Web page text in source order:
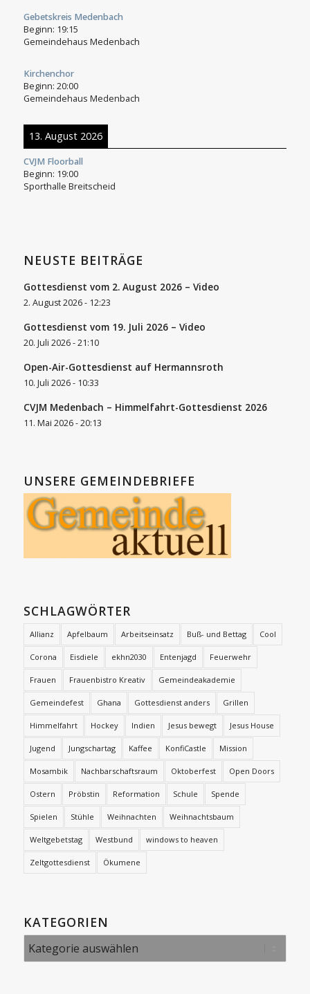
Gebetskreis Medenbach
Beginn: 19:15
Gemeindehaus Medenbach
Kirchenchor
Beginn: 20:00
Gemeindehaus Medenbach
13. August 2026
CVJM Floorball
Beginn: 19:00
Sporthalle Breitscheid
NEUSTE BEITRÄGE
Gottesdienst vom 2. August 2026 – Video
2. August 2026 - 12:23
Gottesdienst vom 19. Juli 2026 – Video
20. Juli 2026 - 21:10
Open-Air-Gottesdienst auf Hermannsroth
10. Juli 2026 - 10:33
CVJM Medenbach – Himmelfahrt-Gottesdienst 2026
11. Mai 2026 - 20:13
UNSERE GEMEINDEBRIEFE
SCHLAGWÖRTER
Allianz Apfelbaum Arbeitseinsatz Buß- und Bettag Cool
Corona Eisdiele ekhn2030 Entenjagd Feuerwehr
Frauen Frauenbistro Kreativ Gemeindeakademie
Gemeindefest Ghana Gottesdienst anders Grillen
Himmelfahrt Hockey Indien Jesus bewegt Jesus House
Jugend Jungschartag Kaffee KonfiCastle Mission
Mosambik Nachbarschaftsraum Oktoberfest Open Doors
Ostern Pröbstin Reformation Schule Spende
Spielen Stühle Weihnachten Weihnachtsbaum
Weltgebetstag Westbund windows to heaven
Zeltgottesdienst Ökumene
KATEGORIEN
Kategorien